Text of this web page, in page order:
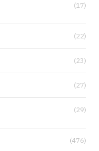
(17)
(22)
(23)
(27)
(29)
(476)